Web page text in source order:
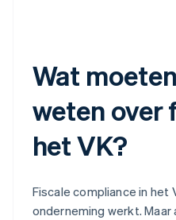
Wat
weten over
het VK?
Fiscale compliance in het
onderneming werkt.